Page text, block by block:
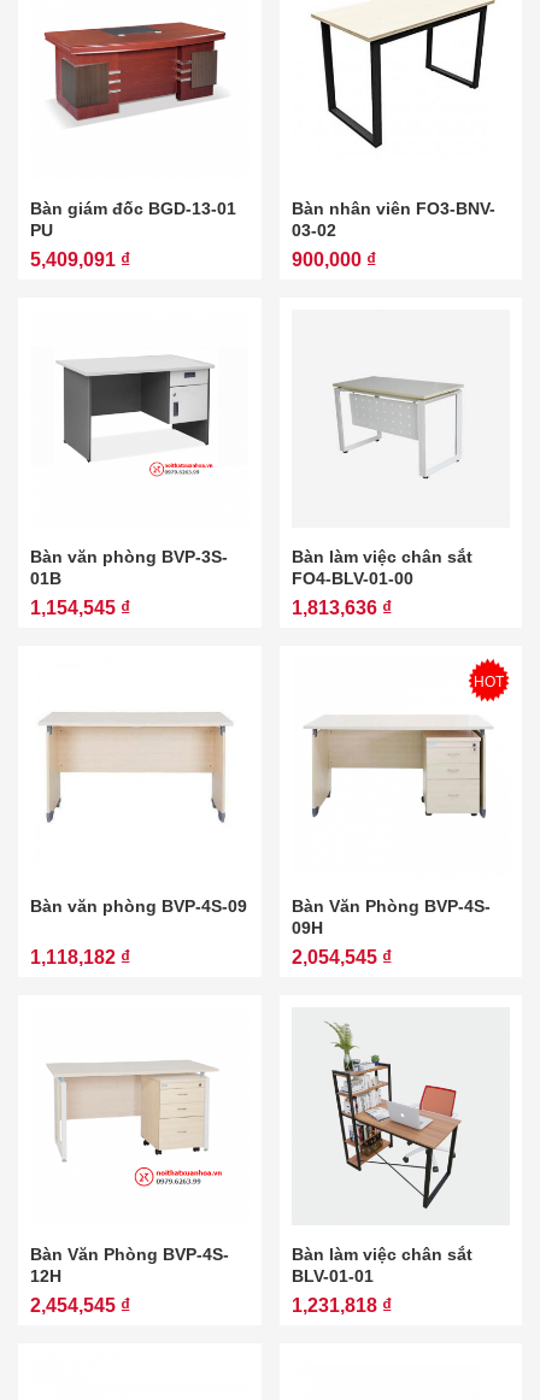
Bàn giám đốc BGD-13-01
PU
5,409,091 ₫
Bàn nhân viên FO3-BNV-
03-02
900,000 ₫
Bàn văn phòng BVP-3S-
01B
1,154,545 ₫
Bàn làm việc chân sắt
FO4-BLV-01-00
1,813,636 ₫
Bàn văn phòng BVP-4S-09
1,118,182 ₫
HOT
Bàn Văn Phòng BVP-4S-
09H
2,054,545 ₫
Bàn Văn Phòng BVP-4S-
12H
2,454,545 ₫
Bàn làm việc chân sắt
BLV-01-01
1,231,818 ₫